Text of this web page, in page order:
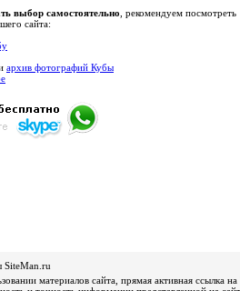
выбор самостоятельно , рекомендуем посмотреть
сайта:
архив фотографий Кубы
SiteMan.ru
материалов сайта, прямая активная ссылка